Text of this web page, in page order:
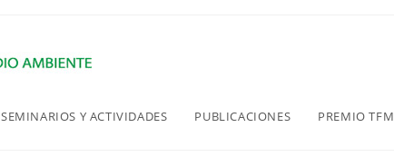
SEMINARIOS Y ACTIVIDADES PUBLICACIONES PREMIO TFM